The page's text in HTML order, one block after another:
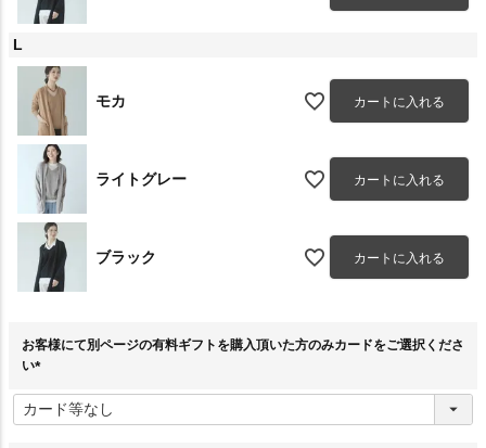
L
モカ カートに入れる
ライトグレー カートに入れる
ブラック カートに入れる
お客様にて別ページの有料ギフトを購入頂いた方のみカードをご選択くださ
い
必
須